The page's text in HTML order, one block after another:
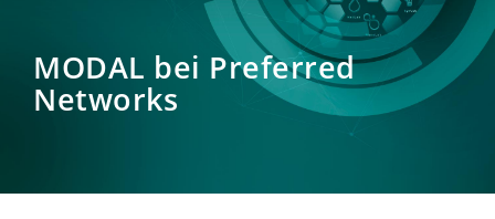
MODAL bei Preferred
Networks